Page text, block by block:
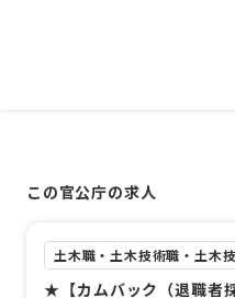
この官公庁の求人
土木職・土木技術職・土木
★【カムバック（退職者